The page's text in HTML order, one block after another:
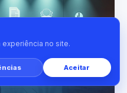
experiência no site.
Aceitar